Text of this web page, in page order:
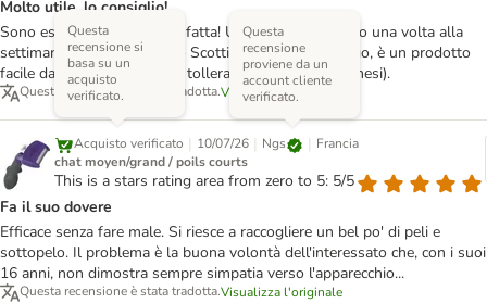
Molto utile, lo consiglio!
Sono estremamente soddisfatta! Uso questo prodotto una volta alla
settimana per il mio gattino Scottish Fold a pelo lungo, è un prodotto
facile da usare e molto ben tollerato (il gattino ha 5 mesi).
Questa recensione è stata tradotta.Visualizza l'originale
Acquisto verificato
Questa
recensione si
basa su un
acquisto
verificato.
| 10/07/26 | Ngs
Questa
recensione
proviene da un
account cliente
verificato.
| Francia
chat moyen/grand / poils courts
This is a stars rating area from zero to 5: 5/5
Fa il suo dovere
Efficace senza fare male. Si riesce a raccogliere un bel po' di peli e
sottopelo. Il problema è la buona volontà dell'interessato che, con i suoi
16 anni, non dimostra sempre simpatia verso l'apparecchio...
Questa recensione è stata tradotta.Visualizza l'originale